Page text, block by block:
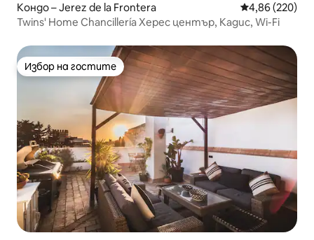
Кондо – Jerez de la Frontera Средна
4,86 (220)
Twins' Home Chancillería Херес център, Кадис, Wi-Fi
Избор на гостите
Избор на гостите